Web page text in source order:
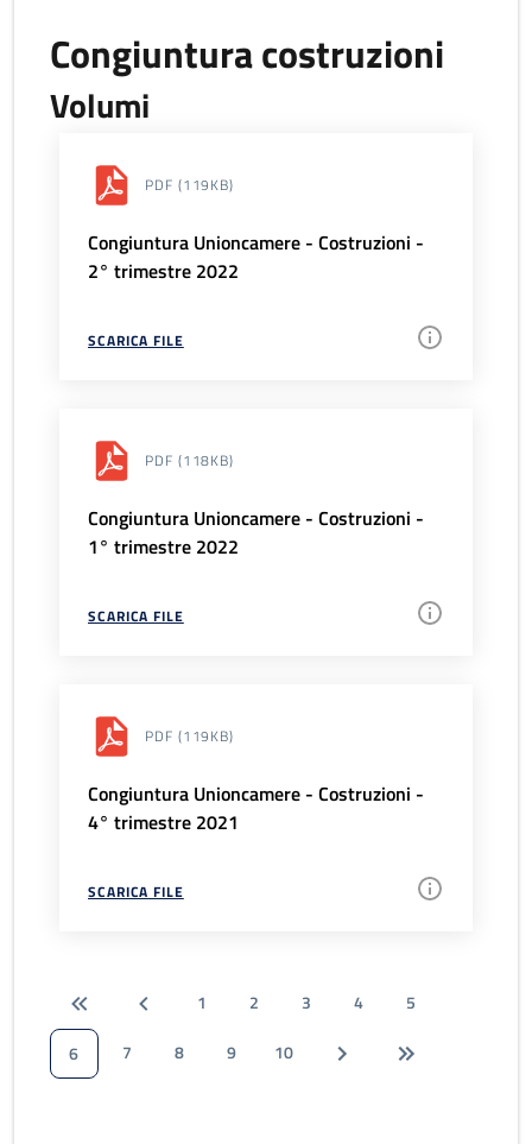
Congiuntura costruzioni
Volumi
PDF (119KB)
Congiuntura Unioncamere - Costruzioni -
2° trimestre 2022
SCARICA FILE
PDF (118KB)
Congiuntura Unioncamere - Costruzioni -
1° trimestre 2022
SCARICA FILE
PDF (119KB)
Congiuntura Unioncamere - Costruzioni -
4° trimestre 2021
SCARICA FILE
1 2 3 4
5
6
7 8 9 10